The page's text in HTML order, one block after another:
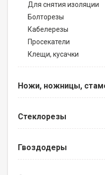
Для снятия изоляции
Болторезы
Кабелерезы
Просекатели
Клещи, кусачки
Ножи, ножницы,
Стеклорезы
Гвоздодеры